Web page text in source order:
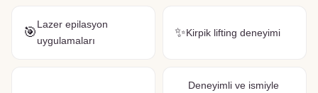
🎯
Lazer epilasyon
uygulamaları
✨Kirpik lifting deneyimi
Deneyimli ve ismiyle